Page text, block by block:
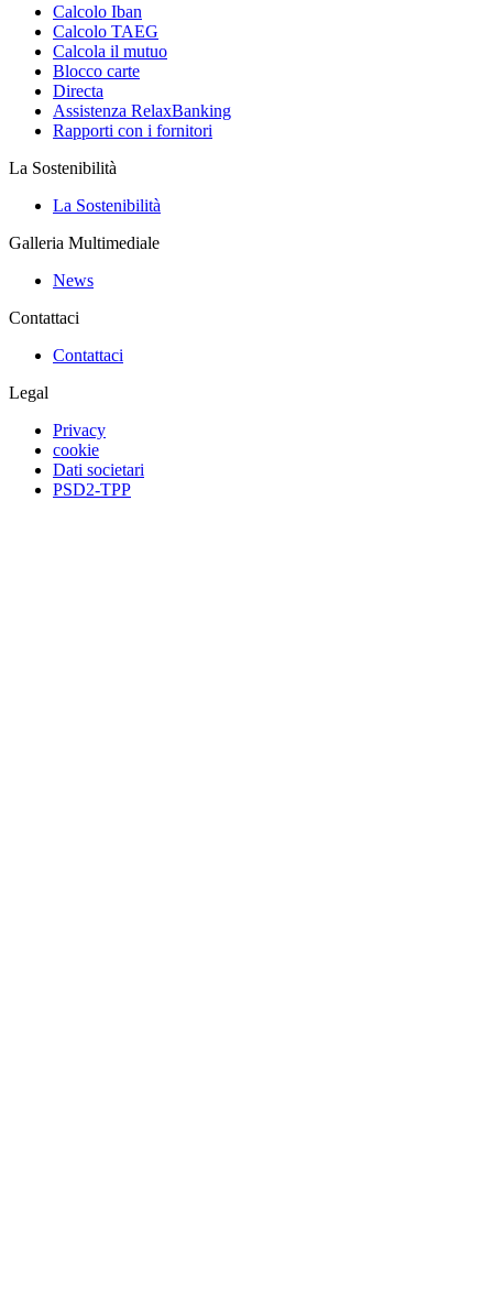
Calcolo Iban
Calcolo TAEG
Calcola il mutuo
Blocco carte
Directa
Assistenza RelaxBanking
Rapporti con i fornitori
La Sostenibilità
La Sostenibilità
Galleria Multimediale
News
Contattaci
Contattaci
Legal
Privacy
cookie
Dati societari
PSD2-TPP